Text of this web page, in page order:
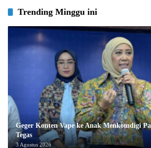
Trending Minggu ini
Geger Konten Vape ke Anak Menkomdigi
Tegas
3 Agustus 2026